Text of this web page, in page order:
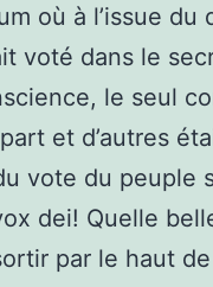
où à l’issue du
voté dans le
le seul
et d’autres
vote du peuple
dei! Quelle
par le haut